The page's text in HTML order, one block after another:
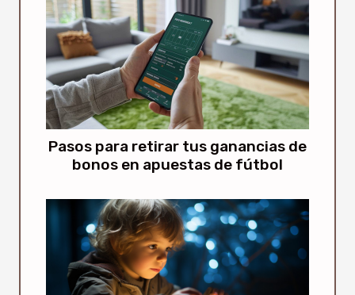
Pasos para retirar tus ganancias de
bonos en apuestas de fútbol